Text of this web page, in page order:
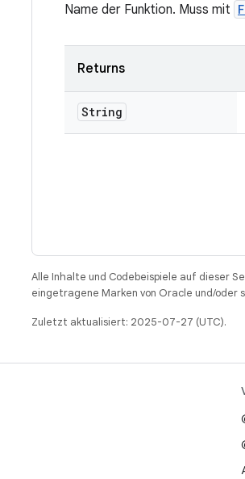
Name der Funktion. Muss mit
Returns
String
Alle Inhalte und Codebeispiele auf dieser
eingetragene Marken von Oracle und/oder
Zuletzt aktualisiert: 2025-07-27 (UTC).